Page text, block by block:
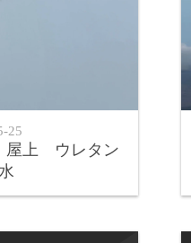
25
上 ウレタン